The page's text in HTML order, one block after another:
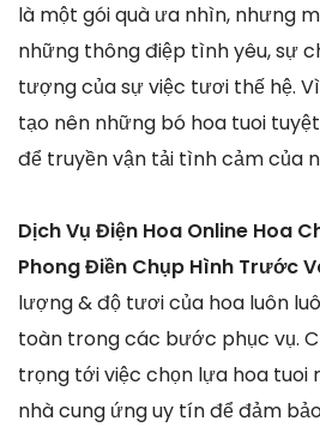
là một gói quà ưa nhìn, nhưng
những thông điệp tình yêu, sự
tượng của sự việc tươi thế hệ.
tạo nên những bó hoa tuoi
để truyền vận tải tình cảm của
Dịch Vụ Điện Hoa Online Hoa
Phong Điền Chụp Hình Trước
lượng & độ tươi của hoa luôn
toàn trong các bước phục vụ.
trọng tới việc chọn lựa hoa
nhà cung ứng uy tín để đảm